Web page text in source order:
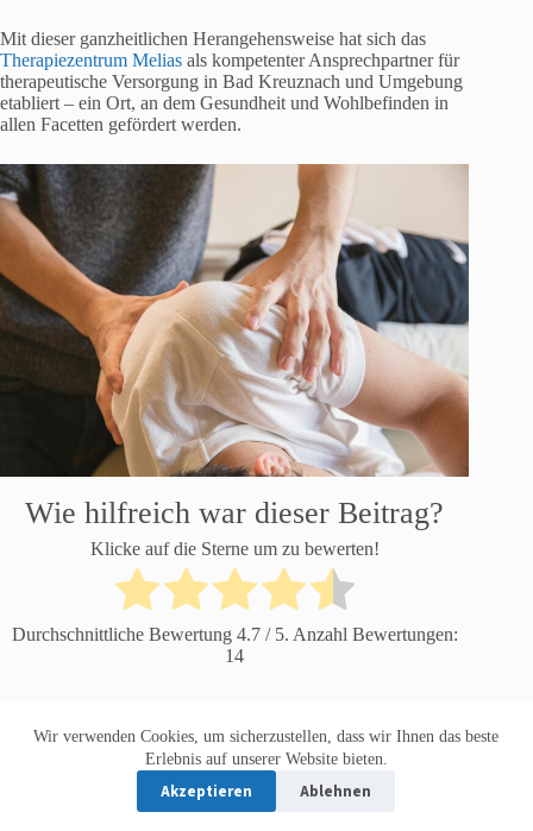
Wir verwenden Cookies, um sicherzustellen, dass wir Ihnen das beste
Erlebnis auf unserer Website bieten.
Akzeptieren Ablehnen
Mit dieser ganzheitlichen Herangehensweise hat sich das
Therapiezentrum Melias als kompetenter Ansprechpartner für
therapeutische Versorgung in Bad Kreuznach und Umgebung
etabliert – ein Ort, an dem Gesundheit und Wohlbefinden in
allen Facetten gefördert werden.
Wie hilfreich war dieser Beitrag?
Klicke auf die Sterne um zu bewerten!
Durchschnittliche Bewertung 4.7/ 5. Anzahl Bewertungen:
14
Datenschutzerklärung Impressum